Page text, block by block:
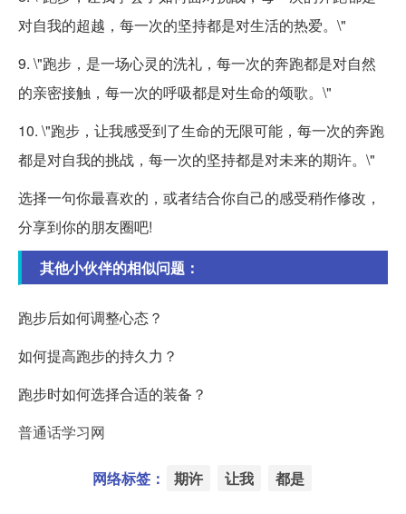
对自我的超越，每一次的坚持都是对生活的热爱。\"
9. \"跑步，是一场心灵的洗礼，每一次的奔跑都是对自然
的亲密接触，每一次的呼吸都是对生命的颂歌。\"
10. \"跑步，让我感受到了生命的无限可能，每一次的奔跑
都是对自我的挑战，每一次的坚持都是对未来的期许。\"
选择一句你最喜欢的，或者结合你自己的感受稍作修改，
分享到你的朋友圈吧!
其他小伙伴的相似问题：
跑步后如何调整心态？
如何提高跑步的持久力？
跑步时如何选择合适的装备？
普通话学习网
网络标签： 期许 让我 都是